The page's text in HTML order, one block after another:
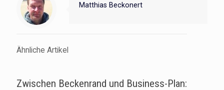
Matthias Beckonert
Ähnliche Artikel
Zwischen Beckenrand und Business-Plan: